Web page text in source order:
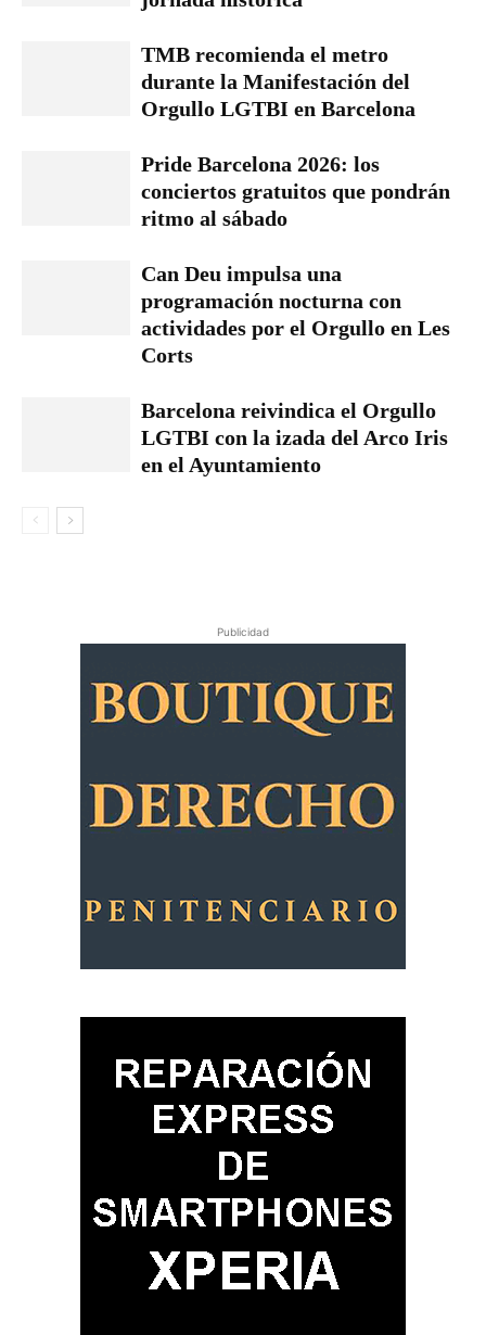
TMB recomienda el metro
durante la Manifestación del
Orgullo LGTBI en Barcelona
Pride Barcelona 2026: los
conciertos gratuitos que pondrán
ritmo al sábado
Can Deu impulsa una
programación nocturna con
actividades por el Orgullo en Les
Corts
Barcelona reivindica el Orgullo
LGTBI con la izada del Arco Iris
en el Ayuntamiento
Publicidad